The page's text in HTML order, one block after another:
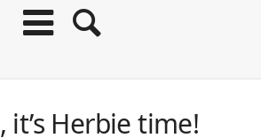
it’s Herbie time!